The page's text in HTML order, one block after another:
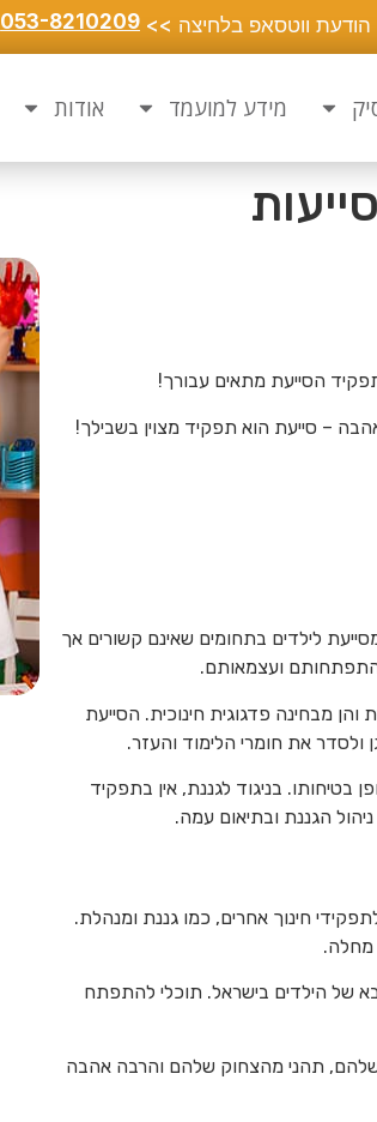
ווטסאפ בלחיצה >> 053-8210209
מידע למועמד אודות
הסייעת מתאים עבורך!
– סייעת הוא תפקיד מצוין בשבילך!
לילדים בתחומים שאינם קשורים אך
ועצמאותם.
מבחינה פדגוגית חינוכית. הסייעת
ולסדר את חומרי הלימוד והעזר.
בטיחותו. בניגוד לגננת, אין בתפקיד
הגננת ובתיאום עמה.
חינוך אחרים, כמו גננת ומנהלת.
מחלה.
של הילדים בישראל. תוכלי להתפתח
תהני מהצחוק שלהם והרבה אהבה